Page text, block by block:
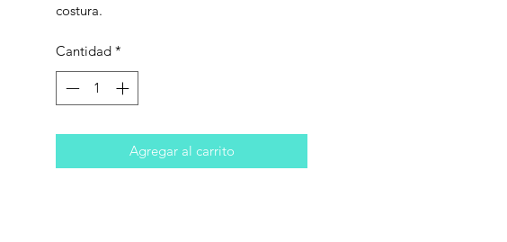
costura.
Cantidad *
Agregar al carrito